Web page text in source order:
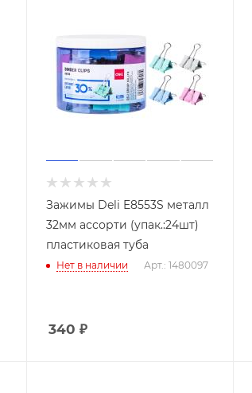
Зажимы Deli E8553S металл
32мм ассорти (упак.:24шт)
пластиковая туба
Нет в наличии Арт.: 1480097
340 ₽